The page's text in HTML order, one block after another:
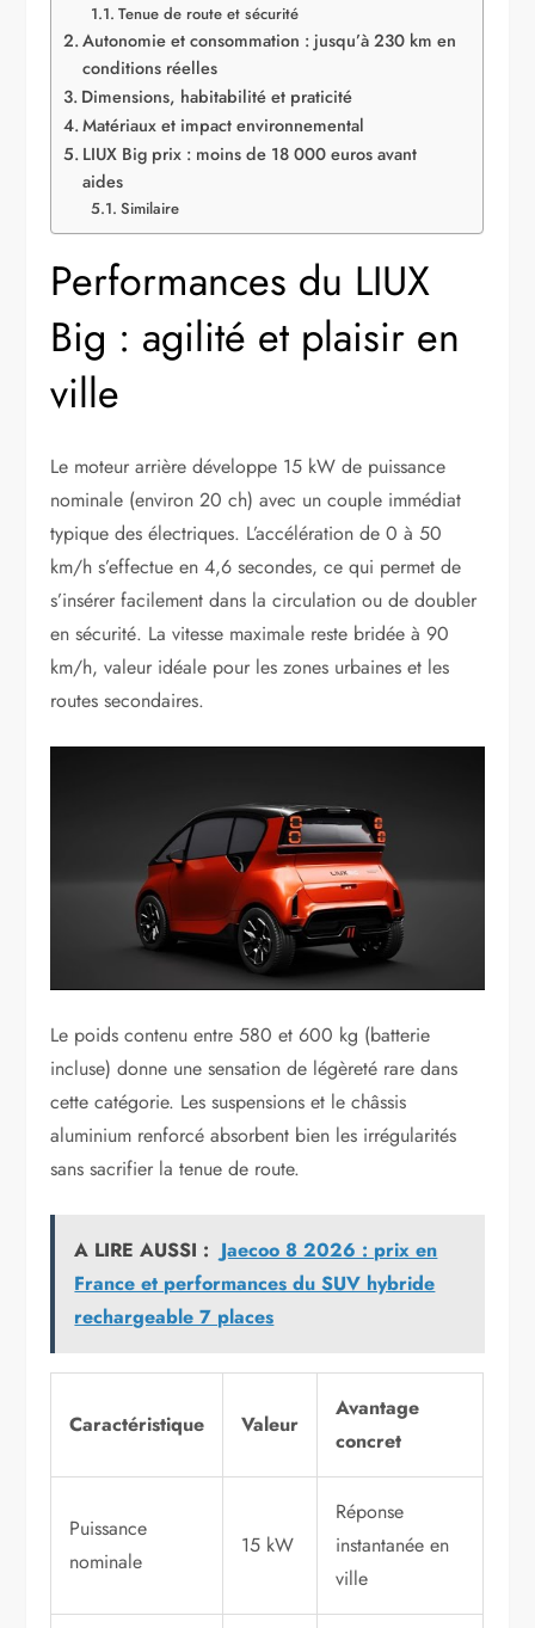
Tenue de route et sécurité
Autonomie et consommation : jusqu’à 230 km en
conditions réelles
Dimensions, habitabilité et praticité
Matériaux et impact environnemental
LIUX Big prix : moins de 18 000 euros avant
aides
Similaire
Performances du LIUX
Big : agilité et plaisir en
ville
Le moteur arrière développe 15 kW de puissance
nominale (environ 20 ch) avec un couple immédiat
typique des électriques. L’accélération de 0 à 50
km/h s’effectue en 4,6 secondes, ce qui permet de
s’insérer facilement dans la circulation ou de doubler
en sécurité. La vitesse maximale reste bridée à 90
km/h, valeur idéale pour les zones urbaines et les
routes secondaires.
Le poids contenu entre 580 et 600 kg (batterie
incluse) donne une sensation de légèreté rare dans
cette catégorie. Les suspensions et le châssis
aluminium renforcé absorbent bien les irrégularités
sans sacrifier la tenue de route.
A LIRE AUSSI : Jaecoo 8 2026 : prix en
France et performances du SUV hybride
rechargeable 7 places
Caractéristique Valeur
Avantage
concret
Puissance
nominale
15 kW
Réponse
instantanée en
ville